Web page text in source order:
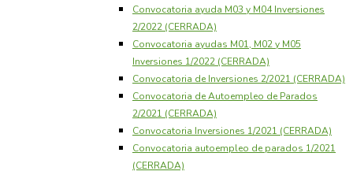
Convocatoria ayuda M03 y M04 Inversiones
2/2022 (CERRADA)
Convocatoria ayudas M01, M02 y M05
Inversiones 1/2022 (CERRADA)
Convocatoria de Inversiones 2/2021 (CERRADA)
Convocatoria de Autoempleo de Parados
2/2021 (CERRADA)
Convocatoria Inversiones 1/2021 (CERRADA)
Convocatoria autoempleo de parados 1/2021
(CERRADA)